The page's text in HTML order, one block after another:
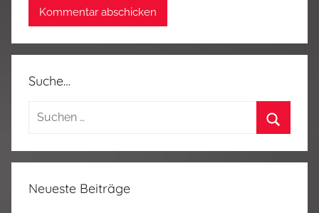
Suche…
Suchen
Neueste Beiträge